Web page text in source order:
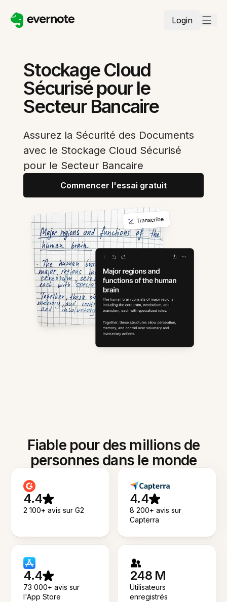
Login
Stockage Cloud
Sécurisé pour le
Secteur Bancaire
Assurez la Sécurité des Documents
avec le Stockage Cloud Sécurisé
pour le Secteur Bancaire
Commencer l'essai gratuit
Fiable pour des millions de
personnes dans le monde
4.4
2 100+ avis sur G2
4.4
8 200+ avis sur
Capterra
4.4
73 000+ avis sur
l'App Store
248 M
Utilisateurs
enregistrés